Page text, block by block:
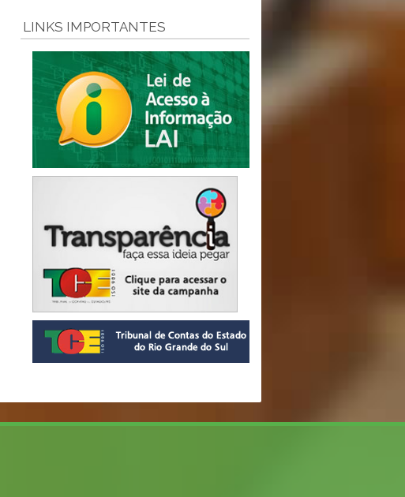
LINKS IMPORTANTES